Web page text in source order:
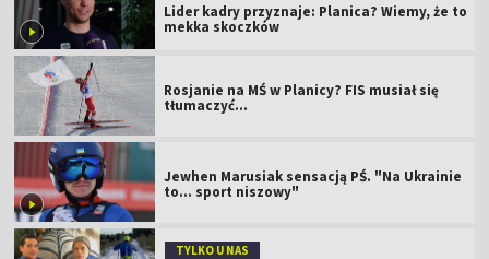
Lider kadry przyznaje: Planica? Wiemy, że to
mekka skoczków
Rosjanie na MŚ w Planicy? FIS musiał się
tłumaczyć...
Jewhen Marusiak sensacją PŚ. "Na Ukrainie
to... sport niszowy"
TYLKO U NAS